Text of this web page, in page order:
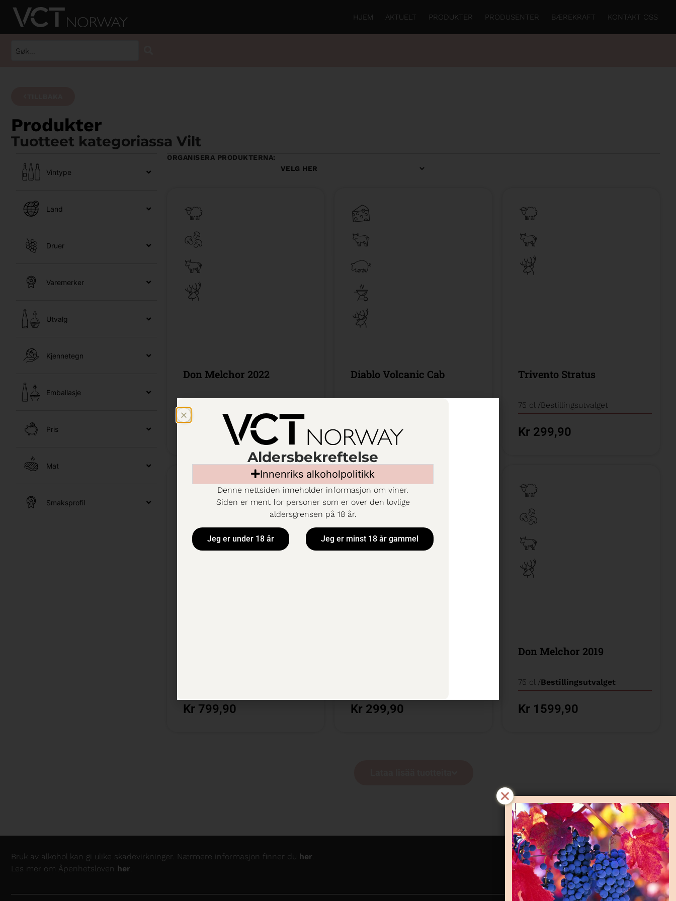
HJEM AKTUELT PRODUKTER PRODUSENTER BÆREKRAFT KONTAKT OSS
Produkter
Tuotteet kategoriassa Vilt
Vintype
Land
Druer
Varemerker
Utvalg
Kjennetegn
Emballasje
Pris
Mat
Smaksprofil
ORGANISERA PRODUKTERNA:
Don Melchor 2022
75 cl /
Kr 1299,90
Diablo Volcanic Cab
Kr 449,90
Trivento Stratus
75 cl /Bestillingsutvalget
Kr 299,90
Kr 799,90 Kr 299,90
Don Melchor 2019
75 cl /Bestillingsutvalget
Kr 1599,90
Bruk av alkohol kan gi ulike skadevirkninger. Nærmere informasjon finner du her.
Les mer om Åpenhetsloven her.
Aldersbekreftelse
Innenriks alkoholpolitikk
Denne nettsiden inneholder informasjon om viner.
Siden er ment for personer som er over den lovlige
aldersgrensen på 18 år.
Jeg er under 18 år Jeg er minst 18 år gammel